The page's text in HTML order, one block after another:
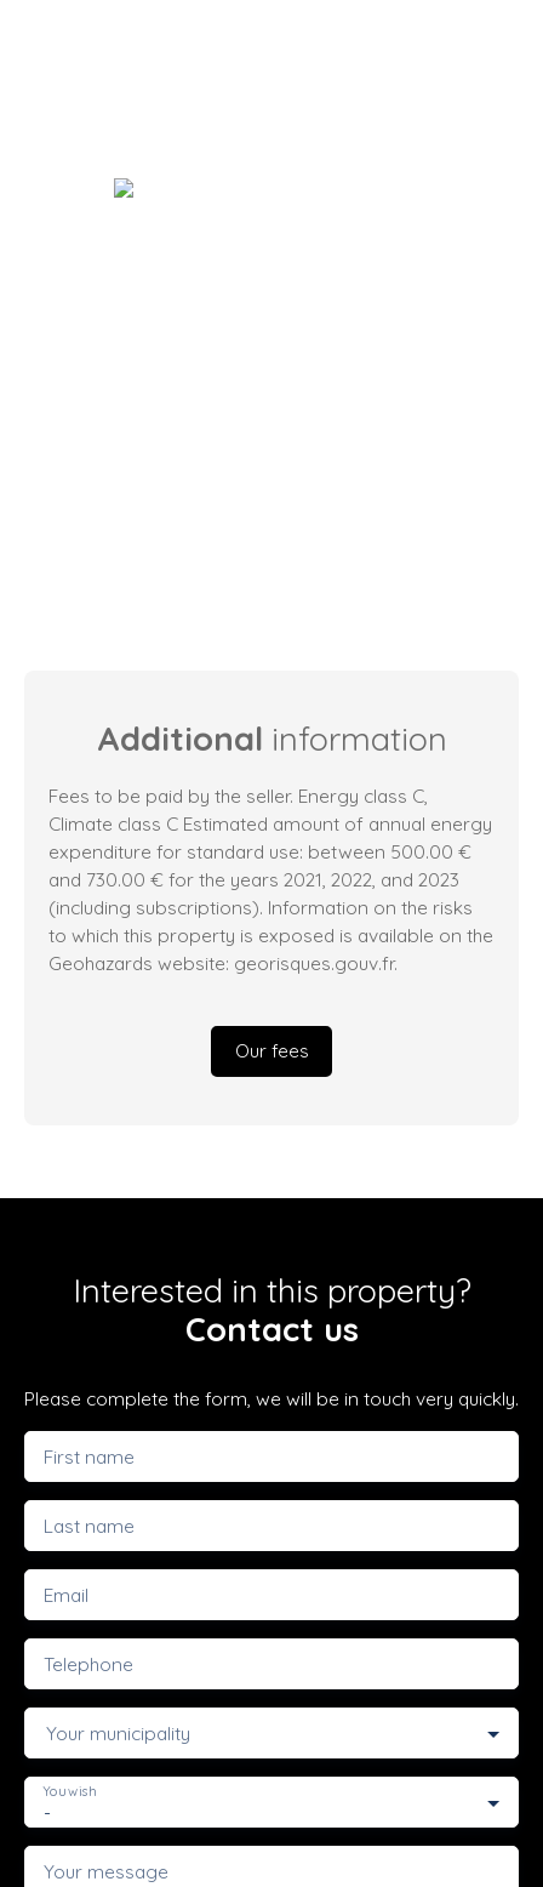
Additional information
Fees to be paid by the seller. Energy class C,
Climate class C Estimated amount of annual energy
expenditure for standard use: between 500.00 €
and 730.00 € for the years 2021, 2022, and 2023
(including subscriptions). Information on the risks
to which this property is exposed is available on the
Geohazards website: georisques.gouv.fr.
Our fees
Interested in this property?
Contact us
Please complete the form, we will be in touch very quickly.
First name
Last name
Email
Telephone
Your municipality
-
You wish
Your message